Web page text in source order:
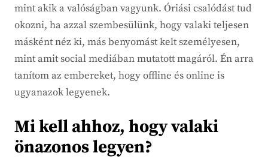
mint akik a valóságban vagyunk. Óriási csalódást tud
okozni, ha azzal szembesülünk, hogy valaki teljesen
másként néz ki, más benyomást kelt személyesen,
mint amit social mediában mutatott magáról. Én arra
tanítom az embereket, hogy offline és online is
ugyanazok legyenek.
Mi kell ahhoz, hogy valaki
önazonos legyen?